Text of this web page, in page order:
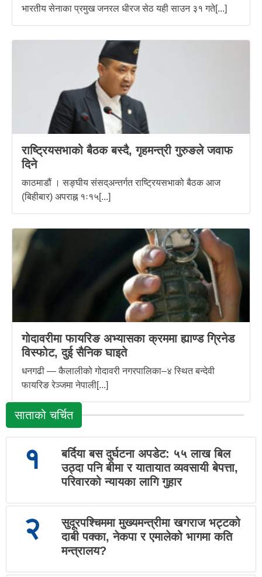
भारतीय सेनाका प्रमुख जनरल धीरज सेठ यही साउन ३१ गते[...]
राष्ट्रियसभाको बैठक बस्दै, गृहमन्त्री गुरुङले जवाफ
दिने
काठमाडौं । सङ्घीय संसद्अन्तर्गत राष्ट्रियसभाको बैठक आज
(बिहीबार) अपराह्न १ः१५[...]
गोदावरीमा फायरिङ अभ्यासका क्रममा ह्याण्ड ग्रिनेड
विस्फोट, दुई सैनिक घाइते
धनगढी — कैलालीको गोदावरी नगरपालिका–४ स्थित बन्देवी
फायरिङ रेञ्जमा नेपाली[...]
साताको चर्चित
१
बर्दिया बस दुर्घटना अपडेट: ५५ लाख बिल
उठ्दा पनि बीमा र यातायात व्यवसायी बेपत्ता,
परिवारको न्यायका लागि गुहार
२
सुदूरपश्चिममा मुख्यमन्त्रीमा खगराज भट्टको
दाबी पक्का, नेकपा र एमालेको भागमा कति
मन्त्रालय?